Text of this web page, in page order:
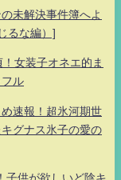
未解決事件簿へよ
るな編）]
女装子オネエ的ま
ル
速報！超氷河期世
グナス氷子の愛の
子供が欲しいど陰キ